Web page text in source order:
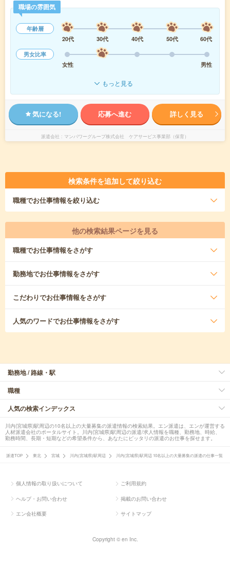
職場の雰囲気
年齢層
20代
30代 40代 50代
60代
男女比率
女性
男性
もっと見る
気になる! 応募へ進む 詳しく見る
派遣会社 マンパワーグループ株式会社 ケアサービス事業部（保育）
検索条件を追加して絞り込む
職種でお仕事情報を絞り込む
他の検索結果ページを見る
職種でお仕事情報をさがす
勤務地でお仕事情報をさがす
こだわりでお仕事情報をさがす
人気のワードでお仕事情報をさがす
勤務地 / 路線・駅
職種
人気の検索インデックス
川内(宮城県)駅周辺の10名以上の大量募集の派遣情報の検索結果。エン派遣は、エンが運営する
人材派遣会社のポータルサイト。川内(宮城県)駅周辺の派遣/求人情報を職種、勤務地、時給、
勤務時間、長期・短期などの希望条件から、あなたにピッタリの派遣のお仕事を探せます。
派遣TOP 東北 宮城 川内(宮城県)駅周辺 川内(宮城県)駅周辺 10名以上の大量募集の派遣の仕事一覧
個人情報の取り扱いについて ご利用規約
ヘルプ・お問い合わせ 掲載のお問い合わせ
エン会社概要 サイトマップ
Copyright © en Inc.